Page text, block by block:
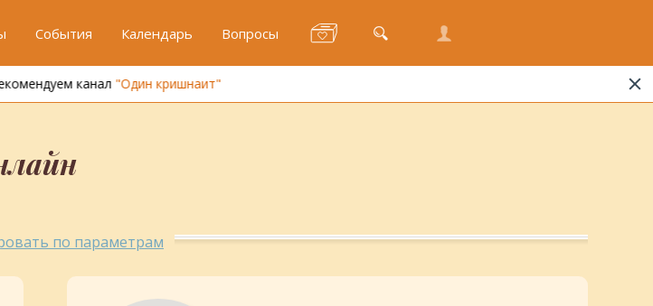
События Календарь Вопросы
"Один кришнаит"
по параметрам